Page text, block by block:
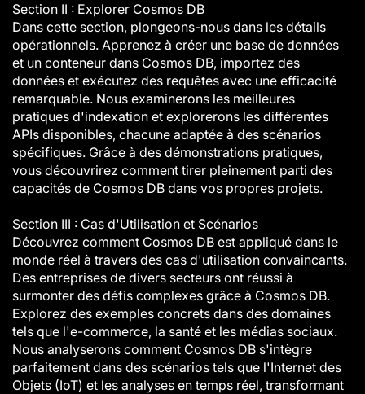
Section II : Explorer Cosmos DB
Dans cette section, plongeons-nous dans les détails
opérationnels. Apprenez à créer une base de données
et un conteneur dans Cosmos DB, importez des
données et exécutez des requêtes avec une efficacité
remarquable. Nous examinerons les meilleures
pratiques d'indexation et explorerons les différentes
APIs disponibles, chacune adaptée à des scénarios
spécifiques. Grâce à des démonstrations pratiques,
vous découvrirez comment tirer pleinement parti des
capacités de Cosmos DB dans vos propres projets.
Section III : Cas d'Utilisation et Scénarios
Découvrez comment Cosmos DB est appliqué dans le
monde réel à travers des cas d'utilisation convaincants.
Des entreprises de divers secteurs ont réussi à
surmonter des défis complexes grâce à Cosmos DB.
Explorez des exemples concrets dans des domaines
tels que l'e-commerce, la santé et les médias sociaux.
Nous analyserons comment Cosmos DB s'intègre
parfaitement dans des scénarios tels que l'Internet des
Objets (IoT) et les analyses en temps réel, transformant